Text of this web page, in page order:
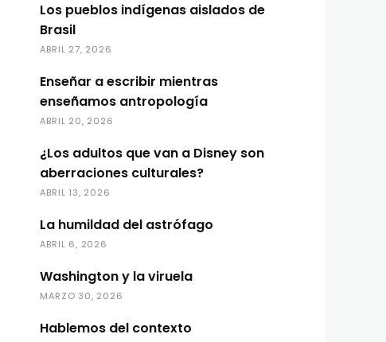
Los pueblos indígenas aislados de
Brasil
ABRIL 27, 2026
Enseñar a escribir mientras
enseñamos antropología
ABRIL 20, 2026
¿Los adultos que van a Disney son
aberraciones culturales?
ABRIL 13, 2026
La humildad del astrófago
ABRIL 6, 2026
Washington y la viruela
MARZO 30, 2026
Hablemos del contexto